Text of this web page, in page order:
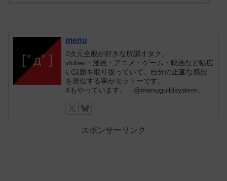
menu
2次元全般が好きな所謂オタク。
vtuber・漫画・アニメ・ゲーム・映画など幅広
い話題を取り扱っていて、自分の正直な感想
を発信する事がモットーです。
Xもやっています。「@menuguildsystem」
スポンサーリンク